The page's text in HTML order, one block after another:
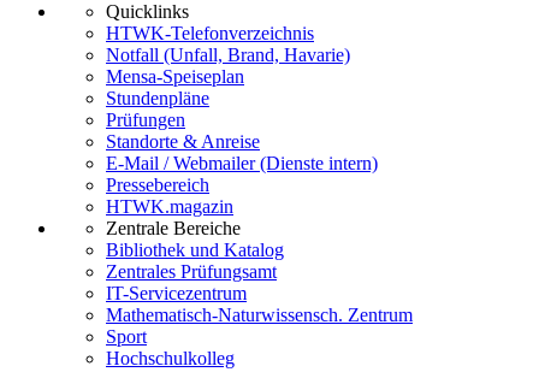
Quicklinks
HTWK-Telefonverzeichnis
Notfall (Unfall, Brand, Havarie)
Mensa-Speiseplan
Stundenpläne
Prüfungen
Standorte & Anreise
E-Mail / Webmailer (Dienste intern)
Pressebereich
HTWK.magazin
Zentrale Bereiche
Bibliothek und Katalog
Zentrales Prüfungsamt
IT-Servicezentrum
Mathematisch-Naturwissensch. Zentrum
Sport
Hochschulkolleg